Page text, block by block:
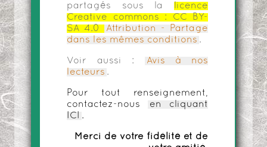
partagés sous la
licence
Creative commons :
CC BY-
SA 4.0
Attribution - Partage
dans les mêmes conditions .
Voir aussi :
Avis à nos
lecteurs .
Pour tout renseignement,
contactez-nous
en cliquant
ICI
.
Merci de votre fidélité et de